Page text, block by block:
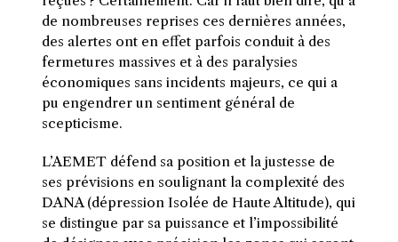
de nombreuses reprises ces dernières années,
des alertes ont en effet parfois conduit à des
fermetures massives et à des paralysies
économiques sans incidents majeurs, ce qui a
pu engendrer un sentiment général de
scepticisme.
L’AEMET défend sa position et la justesse de
ses prévisions en soulignant la complexité des
DANA (dépression Isolée de Haute Altitude), qui
se distingue par sa puissance et l’impossibilité